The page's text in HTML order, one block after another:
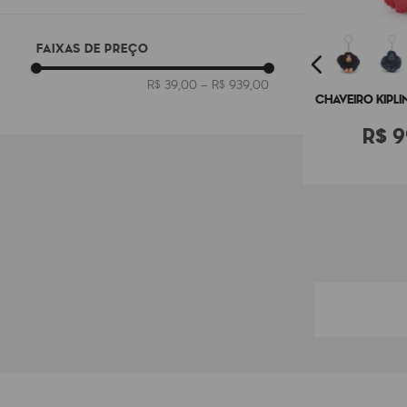
FAIXAS DE PREÇO
R$ 39,00 – R$ 939,00
CHAVEIRO
R$